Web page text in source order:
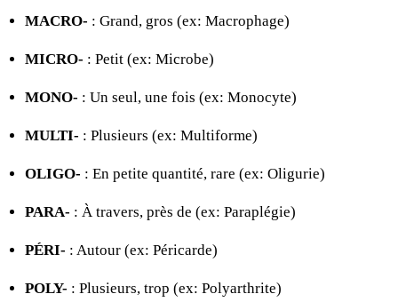
MACRO- : Grand, gros (ex: Macrophage)
MICRO- : Petit (ex: Microbe)
MONO- : Un seul, une fois (ex: Monocyte)
MULTI- : Plusieurs (ex: Multiforme)
OLIGO- : En petite quantité, rare (ex: Oligurie)
PARA- : À travers, près de (ex: Paraplégie)
PÉRI- : Autour (ex: Péricarde)
POLY- : Plusieurs, trop (ex: Polyarthrite)